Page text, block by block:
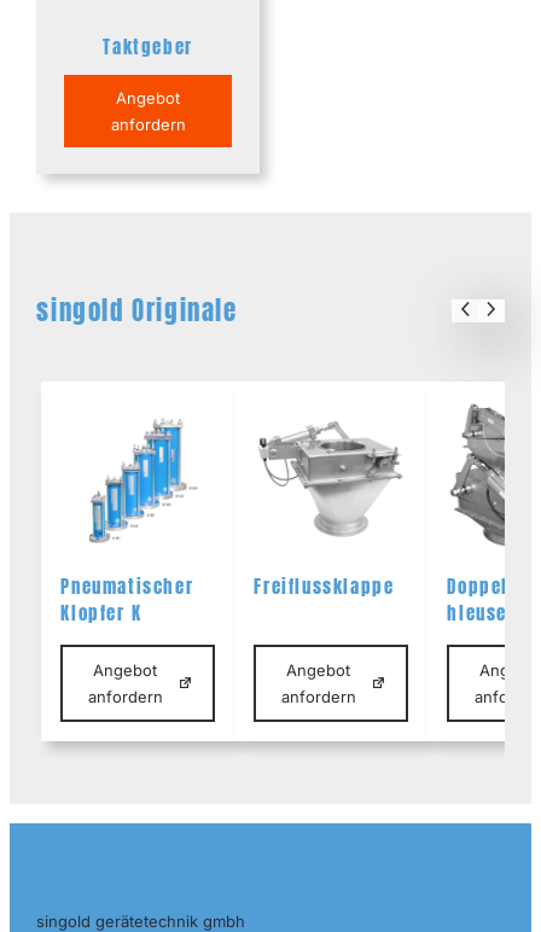
Taktgeber
Angebot
anfordern
singold Originale
Pneumatischer
Klopfer K
Angebot
anfordern
Freiflussklappe
Angebot
anfordern
hleuse
singold gerätetechnik gmbh